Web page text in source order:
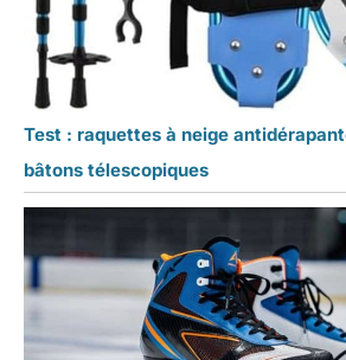
Test : raquettes à neige
bâtons télescopiques